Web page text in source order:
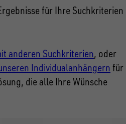
für Ihre Suchkriterien
anderen Suchkriterien, oder
Individualanhängern für
die alle Ihre Wünsche